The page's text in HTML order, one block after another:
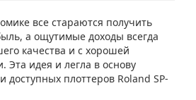
все стараются получить
а ощутимые доходы всегда
качества и с хорошей
Эта идея и легла в основу
доступных плоттеров Roland SP-